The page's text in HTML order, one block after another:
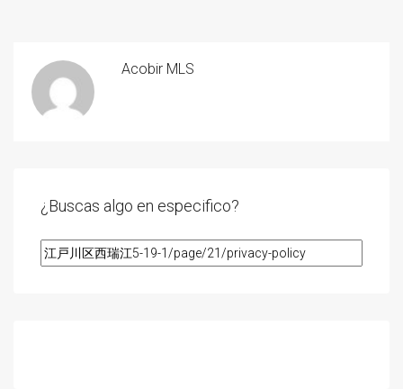
Acobir MLS
¿Buscas algo en especifico?